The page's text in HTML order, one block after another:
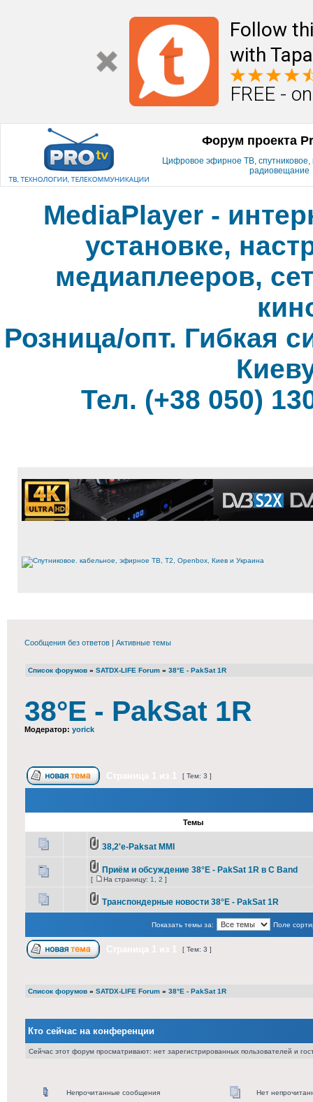
Follow
with
FREE -
Форум проекта
Цифровое эфирное ТВ, спутниковое,
радиовещание
MediaPlayer -
установке,
медиаплееров,
Розница/опт. Гибкая
Тел. (+38 050)
Сообщения без ответов | Активные темы
Список форумов » SATDX-LIFE Forum » 38°E - PakSat 1R
38°E - PakSat 1R
Модератор: yorick
[ Тем: 3 ]
Темы
38,2'e-Paksat MMI
Приём и обсуждение 38°E - PakSat 1R в С Band
[ На страницу: 1 2 ]
Транспондерные новости 38°E - PakSat 1R
Показать темы за: Поле
[ Тем: 3 ]
Список форумов » SATDX-LIFE Forum » 38°E - PakSat 1R
Кто сейчас на конференции
Сейчас этот форум просматривают: нет зарегистрированных пользователей и
Непрочитанные сообщения Нет